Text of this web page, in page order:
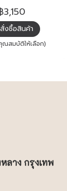
3,150
สั่งซื้อสินค้า
ณสมบัติให้เลือก)
ลาง กรุงเทพ